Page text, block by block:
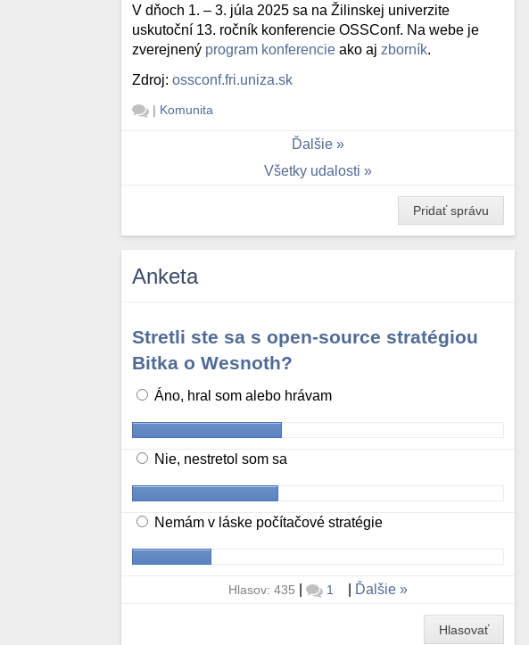
V dňoch 1. – 3. júla 2025 sa na Žilinskej univerzite
uskutoční 13. ročník konferencie OSSConf. Na webe je
zverejnený program konferencie ako aj zborník.
Zdroj:ossconf.fri.uniza.sk
| Komunita
Ďalšie
Všetky udalosti
Pridať správu
Anketa
Stretli ste sa s open-source stratégiou
Bitka o Wesnoth?
Áno, hral som alebo hrávam
Nie, nestretol som sa
Nemám v láske počítačové stratégie
Hlasov: 435 | 1 Ďalšie
Hlasovať